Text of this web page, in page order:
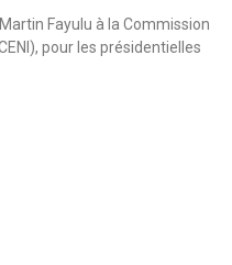
Fayulu à la Commission
pour les présidentielles